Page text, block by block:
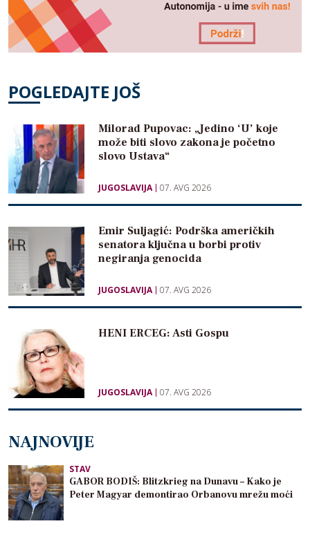
POGLEDAJTE JOŠ
Milorad Pupovac: „Jedino ‘U’ koje
može biti slovo zakona je početno
slovo Ustava“
JUGOSLAVIJA 07. AVG 2026
Emir Suljagić: Podrška američkih
senatora ključna u borbi protiv
negiranja genocida
JUGOSLAVIJA 07. AVG 2026
HENI ERCEG: Asti Gospu
JUGOSLAVIJA 07. AVG 2026
NAJNOVIJE
STAV
GABOR BODIŠ: Blitzkrieg na Dunavu – Kako je
Peter Magyar demontirao Orbanovu mrežu moći